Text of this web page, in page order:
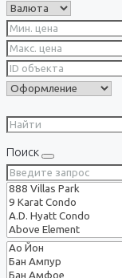
Поиск